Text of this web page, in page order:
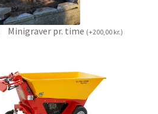
Minigraver pr. time (+200,00 kr.)